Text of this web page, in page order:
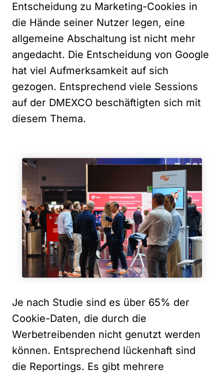
Entscheidung zu Marketing-Cookies in
die Hände seiner Nutzer legen, eine
allgemeine Abschaltung ist nicht mehr
angedacht. Die Entscheidung von Google
hat viel Aufmerksamkeit auf sich
gezogen. Entsprechend viele Sessions
auf der DMEXCO beschäftigten sich mit
diesem Thema.
Je nach Studie sind es über 65% der
Cookie-Daten, die durch die
Werbetreibenden nicht genutzt werden
können. Entsprechend lückenhaft sind
die Reportings. Es gibt mehrere